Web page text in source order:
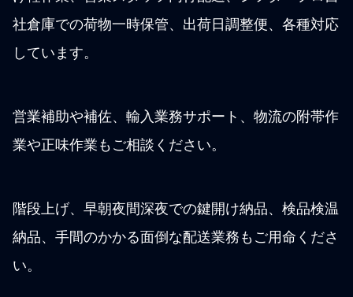
社倉庫での荷物一時保管、出荷日調整便、各種対応
しています。
営業補助や補佐、輸入業務サポート、物流の附帯作
業や正味作業もご相談ください。
階段上げ、早朝夜間深夜での鍵開け納品、検品検温
納品、手間のかかる面倒な配送業務もご用命くださ
い。